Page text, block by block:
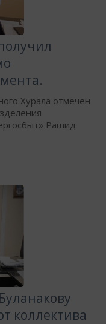
Хурала отмечен
Рашид
коллектива